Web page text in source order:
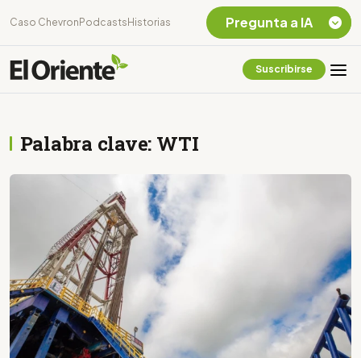
Caso Chevron Podcasts Historias
Suscribirse
Palabra clave: WTI
Pregunta a IA
Amazonia Ecuatoriana